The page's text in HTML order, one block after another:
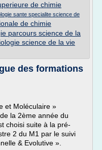
de chimie
sante specialite science de
de chimie
parcours science de la
science de la vie
des formations
et Moléculaire »
la 2ème année du
choisi suite à la pré-
2 du M1 par le suivi
& Evolutive ».